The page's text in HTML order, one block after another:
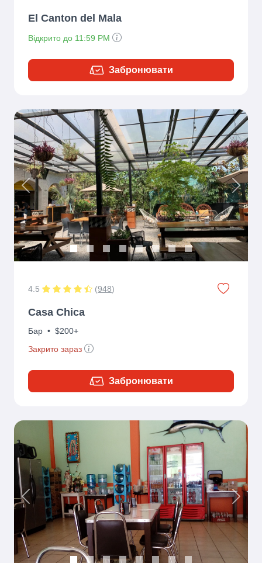
El Canton del Mala
Відкрито до 11:59 PM
Забронювати
Previous Next
4.5 (948)
Casa Chica
Бар • $200+
Закрито зараз
Забронювати
Previous Next